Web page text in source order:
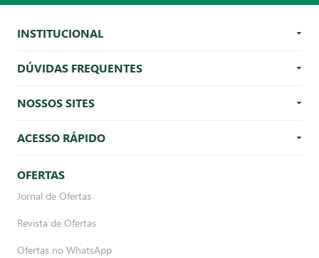
INSTITUCIONAL
DÚVIDAS FREQUENTES
NOSSOS SITES
ACESSO RÁPIDO
OFERTAS
Jornal de Ofertas
Revista de Ofertas
Ofertas no WhatsApp